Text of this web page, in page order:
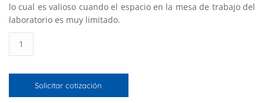
lo cual es valioso cuando el espacio en la mesa de trabajo del
laboratorio es muy limitado.
agitador
cubierta
Solicitar cotización